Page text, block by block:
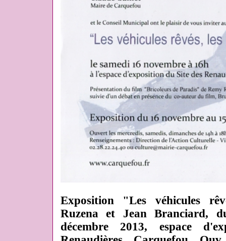
Exposition "Les véhicules
Ruzena et Jean Branciard,
décembre 2013, espace